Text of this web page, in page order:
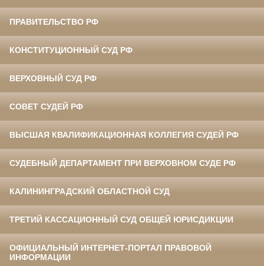
ПРАВИТЕЛЬСТВО РФ
КОНСТИТУЦИОННЫЙ СУД РФ
ВЕРХОВНЫЙ СУД РФ
СОВЕТ СУДЕЙ РФ
ВЫСШАЯ КВАЛИФИКАЦИОННАЯ КОЛЛЕГИЯ СУДЕЙ РФ
СУДЕБНЫЙ ДЕПАРТАМЕНТ ПРИ ВЕРХОВНОМ СУДЕ РФ
КАЛИНИНГРАДСКИЙ ОБЛАСТНОЙ СУД
ТРЕТИЙ КАССАЦИОННЫЙ СУД ОБЩЕЙ ЮРИСДИКЦИИ
ОФИЦИАЛЬНЫЙ ИНТЕРНЕТ-ПОРТАЛ ПРАВОВОЙ
ИНФОРМАЦИИ